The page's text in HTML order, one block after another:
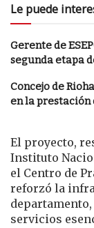
Le puede
Gerente de
segunda etapa
Concejo de
en la prestación
El proyecto,
Instituto
el Centro de
reforzó la
servicios